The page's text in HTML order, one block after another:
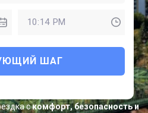
ШАГ
скомфорт, безопасность и